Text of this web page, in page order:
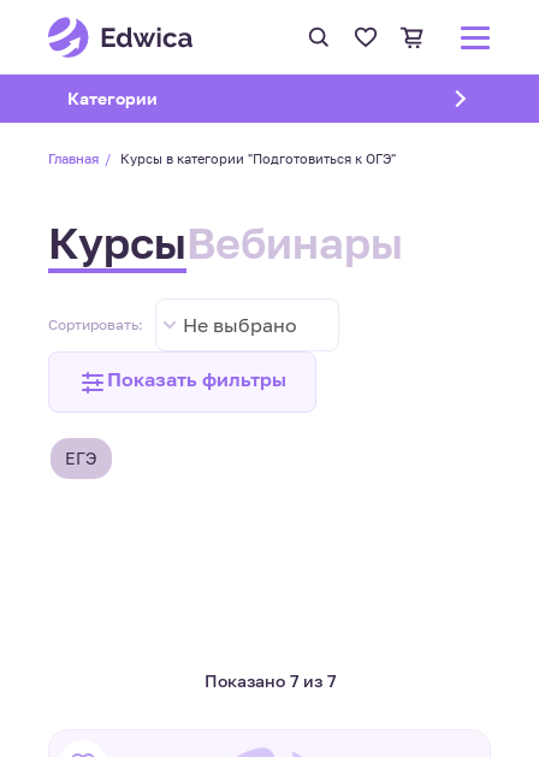
Открыть подменю
Категории
Главная Курсы в категории "Подготовиться к ОГЭ"
КурсыВебинары
Сортировать: Не выбрано
Показать фильтры
ЕГЭ
Показано 7 из 7